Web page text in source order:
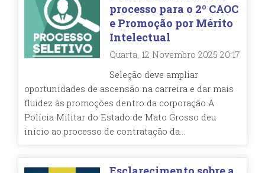
processo para o 2º CAOC
e Promoção por Mérito
Intelectual
Quarta, 12 Novembro 2025 20:17
Seleção deve ampliar
oportunidades de ascensão na carreira e dar mais
fluidez às promoções dentro da corporação A
Polícia Militar do Estado de Mato Grosso deu
início ao processo de contratação da...